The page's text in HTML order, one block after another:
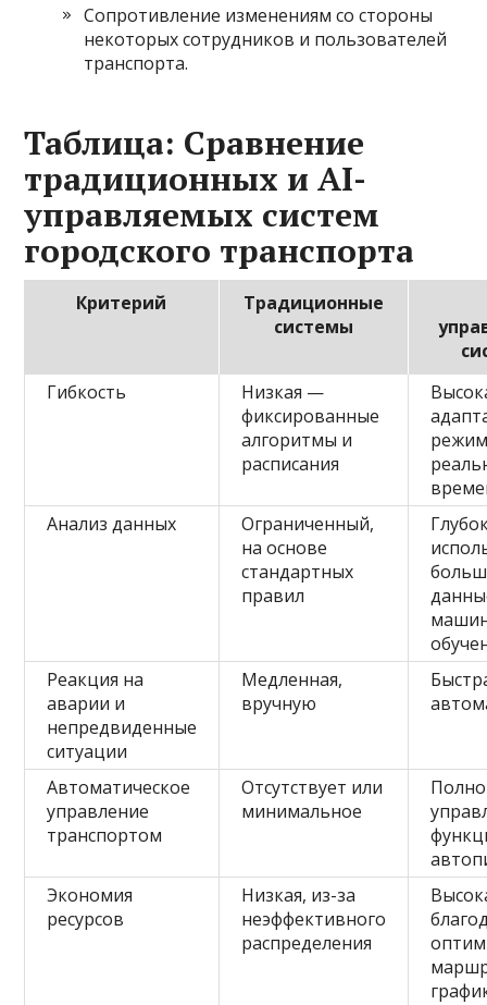
Сопротивление изменениям со стороны
некоторых сотрудников и пользователей
транспорта.
Таблица: Сравнение
традиционных и AI-
управляемых систем
городского транспорта
Критерий
Традиционные
системы
Гибкость
Низкая —
фиксированные
алгоритмы и
расписания
Анализ данных
Ограниченный,
на основе
стандартных
правил
Реакция на
аварии и
непредвиденные
ситуации
Медленная,
вручную
Автоматическое
управление
транспортом
Отсутствует или
минимальное
Экономия
ресурсов
Низкая, из-за
неэффективного
распределения